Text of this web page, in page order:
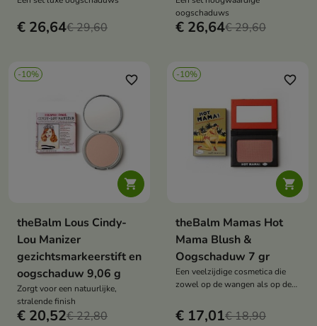
€ 26,64€ 29,60
oogschaduws
€ 26,64€ 29,60
-10%

favorite_border
theBalm Lous Cindy-
Lou Manizer
gezichtsmarkeerstift en
oogschaduw 9,06 g
Zorgt voor een natuurlijke,
stralende finish
€ 20,52€ 22,80
-10%

favorite_border
theBalm Mamas Hot
Mama Blush &
Oogschaduw 7 gr
Een veelzijdige cosmetica die
zowel op de wangen als op de
€ 17,01€ 18,90